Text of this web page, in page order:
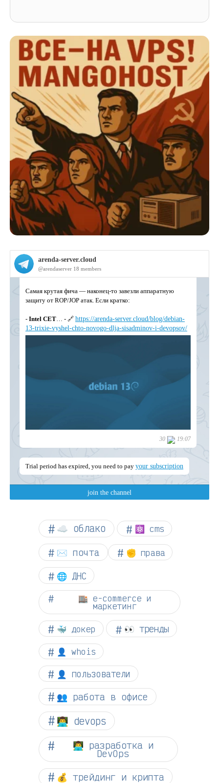
☁︎ облако ⚛ cms
✉️ почта ✊ права
🌐 ДНС
🏬 e-commerce и
маркетинг
🐳 докер 👀 тренды
👤 whois
👤 пользователи
👥 работа в офисе
👨‍💻 devops
👨‍💻 разработка и
DevOps
💰 трейдинг и крипта